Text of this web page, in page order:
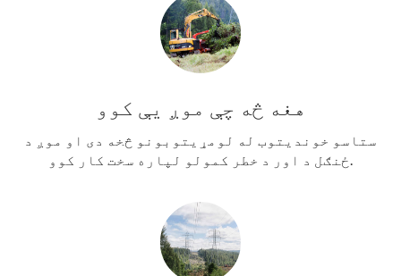
هغه څه چې موږ یې کوو
ستاسو خوندیتوب له لومړیتوبونو څخه دی او موږ د